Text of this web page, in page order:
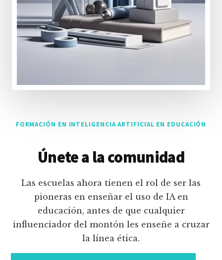
FORMACIÓN EN INTELIGENCIA ARTIFICIAL EN EDUCACIÓN
Únete a la comunidad
Las escuelas ahora tienen el rol de ser las
pioneras en enseñar el uso de IA en
educación, antes de que cualquier
influenciador del montón les enseñe a cruzar
la línea ética.